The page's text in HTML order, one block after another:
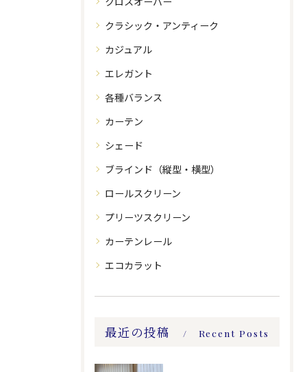
クラシック・アンティーク
カジュアル
エレガント
各種バランス
カーテン
シェード
ブラインド（縦型・横型）
ロールスクリーン
プリーツスクリーン
カーテンレール
エコカラット
最近の投稿 Recent Posts